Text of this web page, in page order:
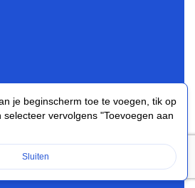
je beginscherm toe te voegen, tik op
selecteer vervolgens "Toevoegen aan
Sluiten